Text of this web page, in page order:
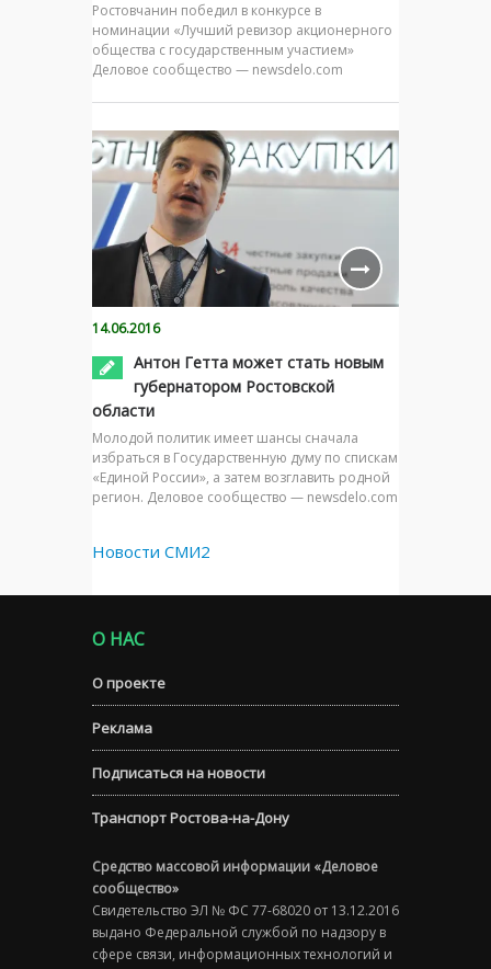
Ростовчанин победил в конкурсе в
номинации «Лучший ревизор акционерного
общества с государственным участием»
Деловое сообщество — newsdelo.com
14.06.2016
Антон Гетта может стать новым
губернатором Ростовской
области
Молодой политик имеет шансы сначала
избраться в Государственную думу по спискам
«Единой России», а затем возглавить родной
регион. Деловое сообщество — newsdelo.com
Новости СМИ2
О НАС
О проекте
Реклама
Подписаться на новости
Транспорт Ростова-на-Дону
Средство массовой информации «Деловое
сообщество»
Свидетельство ЭЛ № ФС 77-68020 от 13.12.2016
выдано Федеральной службой по надзору в
сфере связи, информационных технологий и